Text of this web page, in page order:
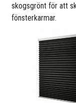
skogsgrönt för att
fönsterkarmar.